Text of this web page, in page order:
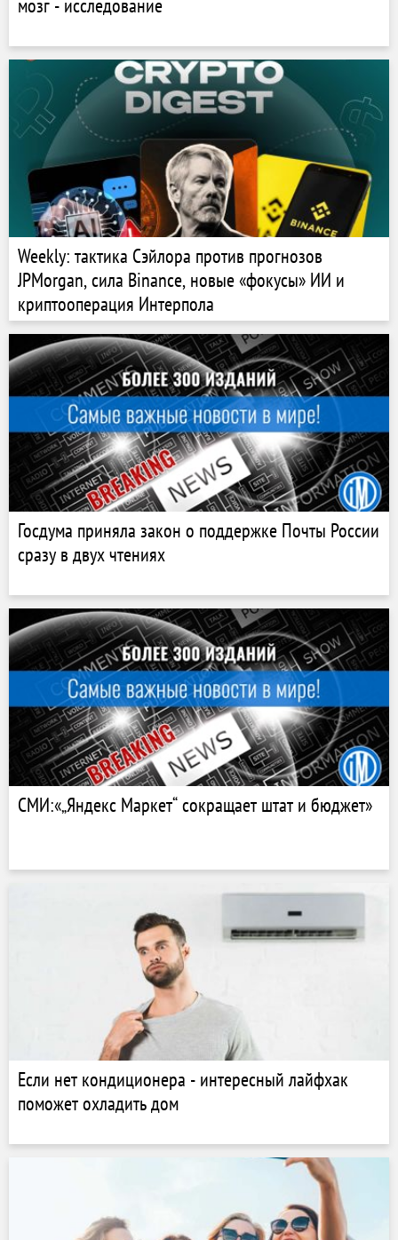
мозг - исследование
Weekly: тактика Сэйлора против прогнозов
JPMorgan, сила Binance, новые «фокусы» ИИ и
криптооперация Интерпола
Госдума приняла закон о поддержке Почты России
сразу в двух чтениях
СМИ:«„Яндекс Маркет“ сокращает штат и бюджет»
Если нет кондиционера - интересный лайфхак
поможет охладить дом